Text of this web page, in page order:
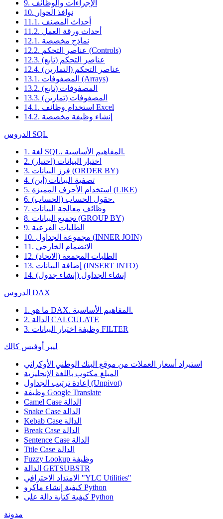
9. الإجراءات والوظائف
10. نوافذ الحوار
11.1. أحداث المصنف
11.2. أحداث ورقة العمل
12.1. نماذج مخصصة
12.2. عناصر التحكم (Controls)
12.3. عناصر التحكم (تابع)
12.4. عناصر التحكم (التمارين)
13.1. المصفوفات (Arrays)
13.2. المصفوفات (تابع)
13.3. المصفوفات (تمارين)
14.1. استخدام وظائف Excel
14.2. إنشاء وظيفة مخصصة
الدروس SQL
1. لغة SQL، المفاهيم الأساسية.
2. اختيار البيانات (اختيار)
3. فرز البيانات (ORDER BY)
4. تصفية البيانات (أين)
5. استخدام الأحرف المميزة (LIKE)
6. حقول الحساب (الحساب).
7. وظائف معالجة البيانات
8. تجميع البيانات (GROUP BY)
9. الطلبات الفرعية
10. مجموعة الجداول (INNER JOIN)
11. الانضمام الخارجي
12. الطلبات المجمعة (الاتحاد)
13. إضافة البيانات (INSERT INTO)
14. إنشاء الجداول (إنشاء جدول)
الدروس DAX
1. ما هو DAX. المفاهيم الأساسية.
2. الدالة CALCULATE
3. وظيفة اختيار البيانات FILTER
ليبر أوفيس كالك
استيراد أسعار العملات من موقع البنك الوطني الأوكراني
المبلغ مكتوب باللغة الإنجليزية
إعادة ترتيب الجداول (Unpivot)
Google Translate
Camel Case الدالة
Snake Case الدالة
Kebab Case الدالة
Break Case الدالة
Sentence Case الدالة
Title Case الدالة
Fuzzy Lookup وظيفة
الدالة GETSUBSTR
الامتداد الاحترافي "YLC Utilities"
كيفية إنشاء ماكرو Python
كيفية كتابة دالة على Python
مدونة